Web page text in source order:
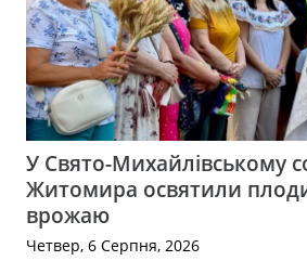
У Свято-Михайлівському
Житомира освятили
врожаю
Четвер, 6 Серпня, 2026